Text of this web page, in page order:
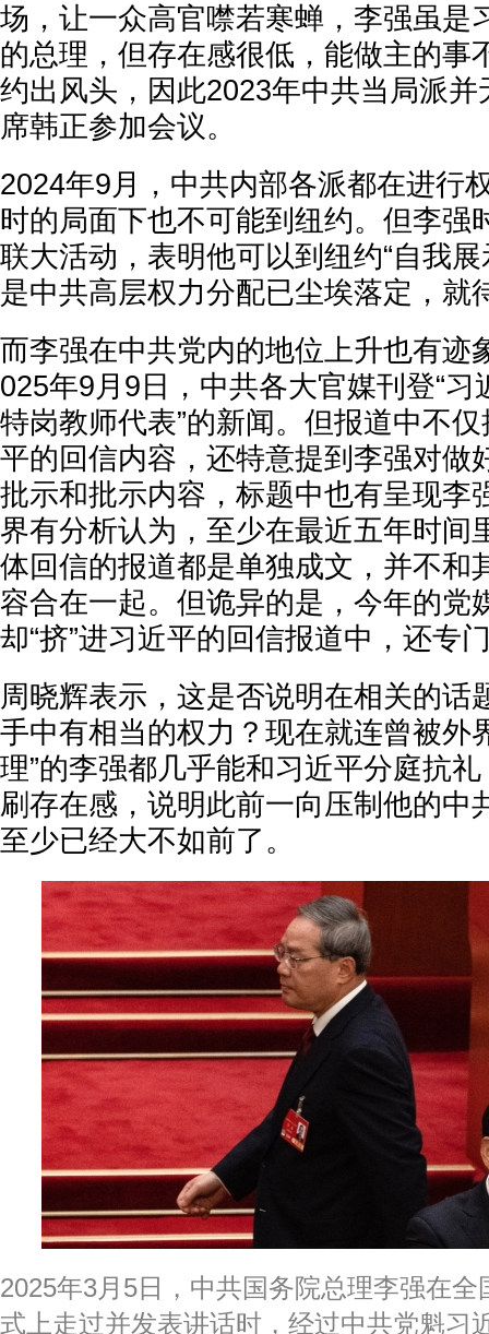
场，让一众高官噤若寒蝉，李强虽是
的总理，但存在感很低，能做主的事
约出风头，因此2023年中共当局派
席韩正参加会议。
2024年9月，中共内部各派都在进行
时的局面下也不可能到纽约。但李强
联大活动，表明他可以到纽约“自我
是中共高层权力分配已尘埃落定，就
而李强在中共党内的地位上升也有迹
025年9月9日，中共各大官媒刊登“习
特岗教师代表”的新闻。但报道中不
平的回信内容，还特意提到李强对做
批示和批示内容，标题中也有呈现李
界有分析认为，至少在最近五年时间
体回信的报道都是单独成文，并不和
容合在一起。但诡异的是，今年的党
却“挤”进习近平的回信报道中，还专
周晓辉表示，这是否说明在相关的话
手中有相当的权力？现在就连曾被外
理”的李强都几乎能和习近平分庭抗
刷存在感，说明此前一向压制他的中
至少已经大不如前了。
2025年3月5日，中共国务院总理李强在
式上走过并发表讲话时，经过中共党魁习